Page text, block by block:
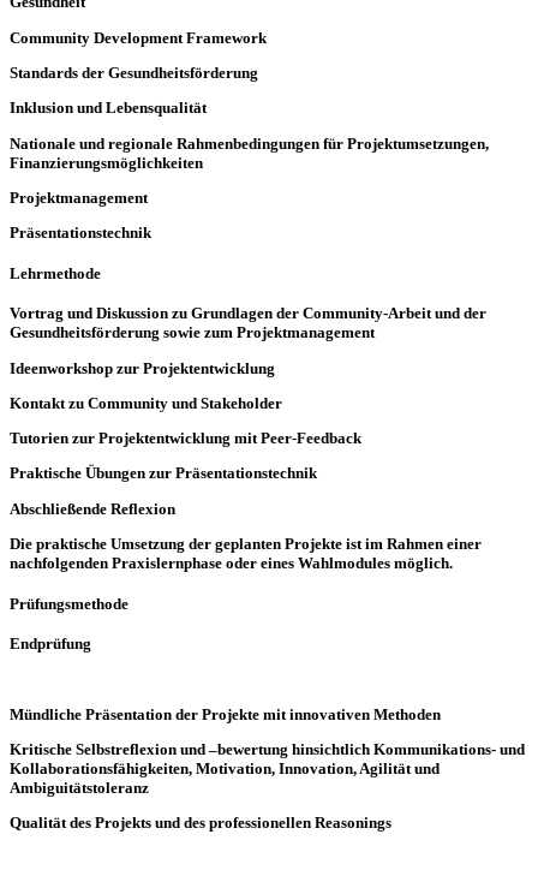
Community Development Framework
Standards der Gesundheitsförderung
Inklusion und Lebensqualität
Nationale und regionale Rahmenbedingungen für Projektumsetzungen,
Finanzierungsmöglichkeiten
Projektmanagement
Präsentationstechnik
Lehrmethode
Vortrag und Diskussion zu Grundlagen der Community-Arbeit und der
Gesundheitsförderung sowie zum Projektmanagement
Ideenworkshop zur Projektentwicklung
Kontakt zu Community und Stakeholder
Tutorien zur Projektentwicklung mit Peer-Feedback
Praktische Übungen zur Präsentationstechnik
Abschließende Reflexion
Die praktische Umsetzung der geplanten Projekte ist im Rahmen einer
nachfolgenden Praxislernphase oder eines Wahlmodules möglich.
Prüfungsmethode
Endprüfung
Mündliche Präsentation der Projekte mit innovativen Methoden
Kritische Selbstreflexion und –bewertung hinsichtlich Kommunikations- und
Kollaborationsfähigkeiten, Motivation, Innovation, Agilität und
Ambiguitätstoleranz
Qualität des Projekts und des professionellen Reasonings